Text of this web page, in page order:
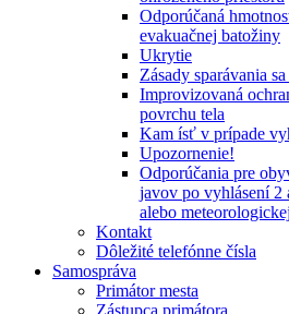
Odporúčaná
evakuačnej batožiny
Ukrytie
Zásady sparávania
Improvizovaná
povrchu tela
Kam ísť v prípade
Upozornenie!
Odporúčania pre
javov po vyhlásení 2
alebo
Kontakt
Dôležité telefónne čísla
Samospráva
Primátor mesta
Zástupca primátora